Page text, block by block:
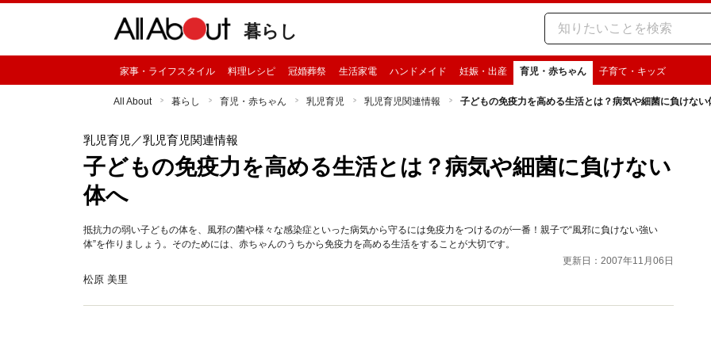
暮らし
家事・ライフスタイル 料理レシピ 冠婚葬祭 生活家電 ハンドメイド 妊娠・出産 育児・赤ちゃん 子育て・キッズ
All About 暮らし 育児・赤ちゃん 乳児育児 乳児育児関連情報 子どもの免疫力を高める生活とは？病気や細菌に負けない
乳児育児 ／乳児育児関連情報
子どもの免疫力を高める生活とは？病気や細菌に負けない
体へ
抵抗力の弱い子どもの体を、風邪の菌や様々な感染症といった病気から守るには免疫力をつけるのが一番！親子で“風邪に負けない強い
体”を作りましょう。そのためには、赤ちゃんのうちから免疫力を高める生活をすることが大切です。
更新日：2007年11月06日
松原 美里